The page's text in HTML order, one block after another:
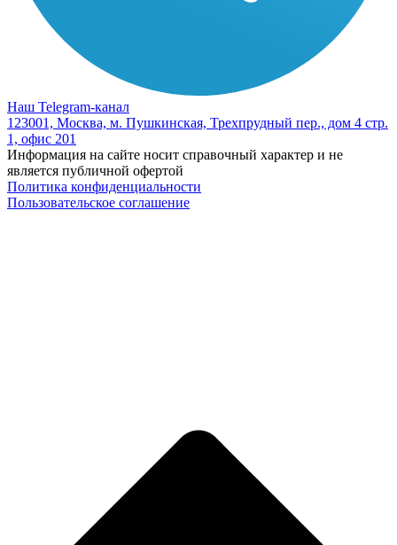
Наш Telegram-канал
123001, Москва, м. Пушкинская, Трехпрудный пер., дом 4 стр.
1, офис 201
Информация на сайте носит справочный характер и не
является публичной офертой
Политика конфиденциальности
Пользовательское соглашение